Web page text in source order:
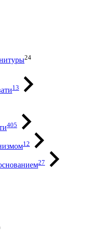
24
13
405
12
27